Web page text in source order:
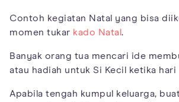
Contoh kegiatan Natal yang bisa
momen tukar kado Natal .
Banyak orang tua mencari ide
atau hadiah untuk Si Kecil ketika hari
Apabila tengah kumpul keluarga,